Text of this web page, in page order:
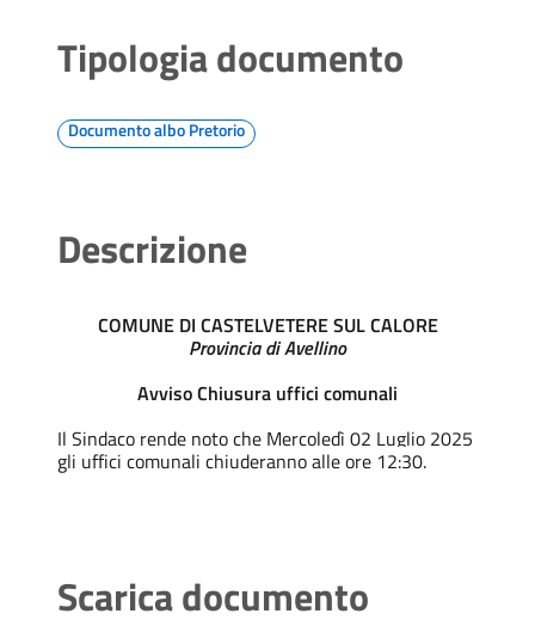
Tipologia documento
Documento albo Pretorio
Descrizione
COMUNE DI CASTELVETERE SUL CALORE
Provincia di Avellino
Avviso Chiusura uffici comunali
Il Sindaco rende noto che Mercoledì 02 Luglio 2025
gli uffici comunali chiuderanno alle ore 12:30.
Scarica documento